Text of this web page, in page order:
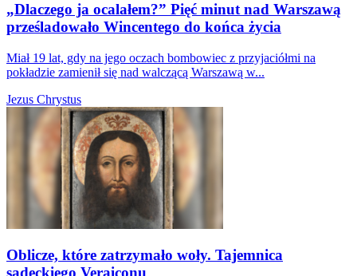
„Dlaczego ja ocalałem?” Pięć minut nad Warszawą
prześladowało Wincentego do końca życia
Miał 19 lat, gdy na jego oczach bombowiec z przyjaciółmi na
pokładzie zamienił się nad walczącą Warszawą w...
Jezus Chrystus
Oblicze, które zatrzymało woły. Tajemnica